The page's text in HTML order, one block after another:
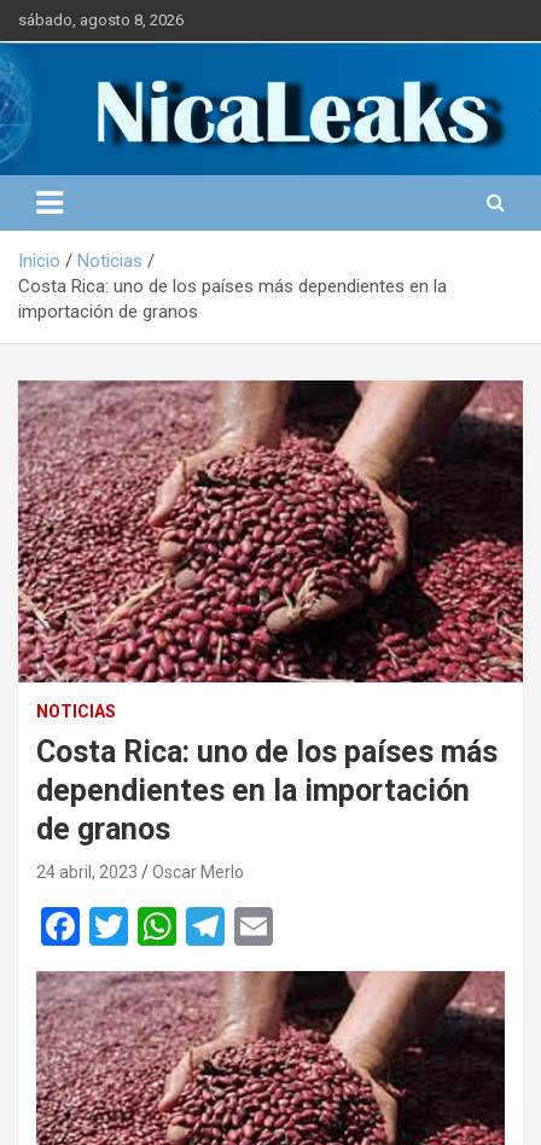
a
l
t
a
r
a
n
sábado, agosto 8, 2026
NICALEAKS
Portal de Noticias
Inicio
Noticias
Costa Rica: uno de los países más dependientes en la
importación de granos
NOTICIAS
Costa Rica: uno de los países más
dependientes en la importación
de granos
24 abril, 2023 Oscar Merlo
F
a
ce
b
o
o
T
wi
tt
er
W
h
at
s
A
p
T
el
e
gr
a
m
m
ail